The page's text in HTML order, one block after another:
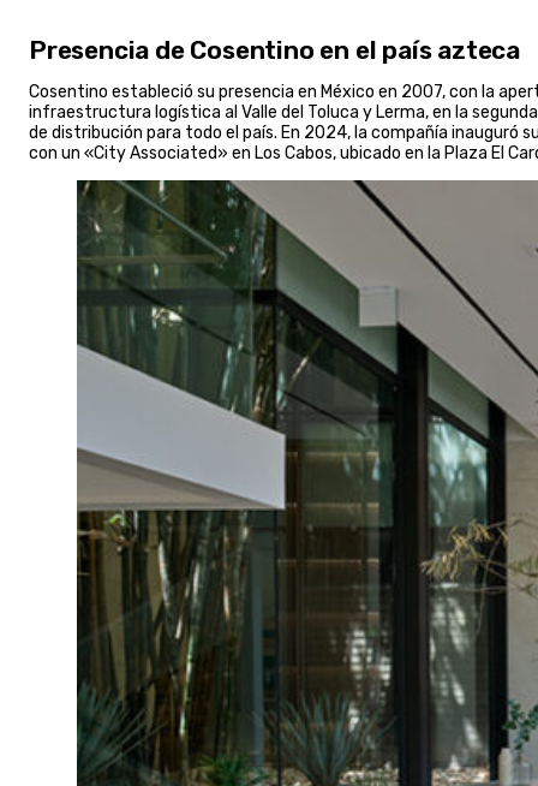
Presencia de Cosentino en el país azteca
Cosentino estableció su presencia en México en 2007, con la
infraestructura logística al Valle del Toluca y Lerma, en la
de distribución para todo el país. En 2024, la compañía inauguró
con un «City Associated» en Los Cabos, ubicado en la Plaza El